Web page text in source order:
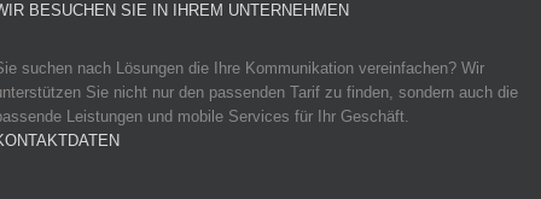
BESUCHEN SIE IN IHREM UNTERNEHMEN
suchen nach Lösungen die Ihre Kommunikation vereinfachen? Wir
Sie nicht nur den passenden Tarif zu finden, sondern auch die
Leistungen und mobile Services für Ihr Geschäft.